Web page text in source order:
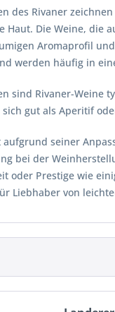
des Rivaner
Haut. Die Weine, die
Aromaprofil
werden häufig in
sind Rivaner-Weine
sich gut als Aperitif
aufgrund seiner
bei der
oder Prestige wie
Liebhaber von